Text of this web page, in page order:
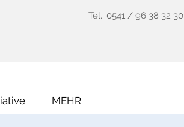
Tel.: 0541 / 96 38 32 30
MEHR